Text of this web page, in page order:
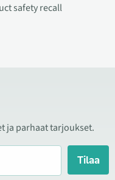
safety recall
ja parhaat tarjoukset.
Tilaa